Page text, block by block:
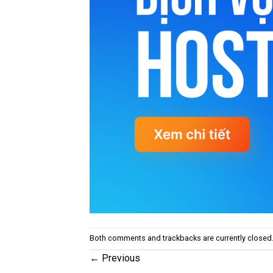
Both comments and trackbacks are currently closed.
← Previous